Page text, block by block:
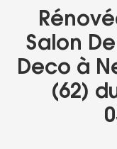
Salon
Deco à
(62)